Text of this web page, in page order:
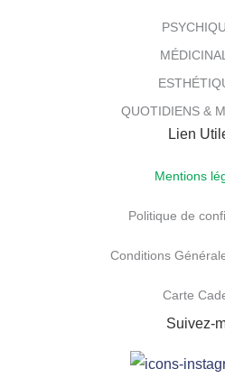
QUOTIDIENS &
Lien
Mentions
Politique de
Conditions
Carte
Suivez-